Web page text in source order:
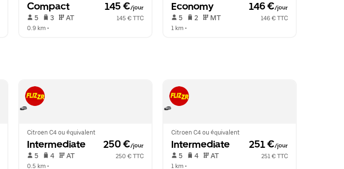
Compact 145 €/jour
5 3 AT
145 € TTC
0.9 km •
Economy 146 €/jour
5 2 MT
146 € TTC
1 km •
Citroen C4 ou équivalent
Intermediate 250 €/jour
5 4 AT
250 € TTC
0.5 km •
Citroen C4 ou équivalent
Intermediate 251 €/jour
5 4 AT
251 € TTC
1 km •